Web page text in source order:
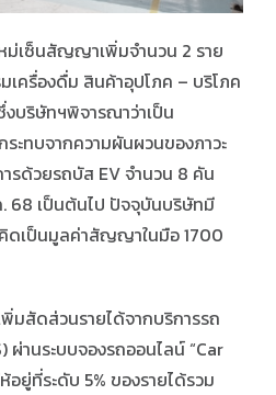
ม่เซ็นสัญญาเพิ่มจำนวน 2 ราย
เครื่องดื่ม สินค้าอุปโภค – บริโภค
บริษัทฯพิจารณาว่าเป็น
ะทบจากความผันผวนของภาวะ
ารด้วยรถบัส EV จำนวน 8 คัน
. 68 เป็นต้นไป ปัจจุบันบริษัทมี
ดเป็นมูลค่าสัญญาในมือ 1700
มสัดส่วนรายได้จากบริการรถ
ผ่านระบบจองรถออนไลน์ “Car
อยู่ที่ระดับ 5% ของรายได้รวม